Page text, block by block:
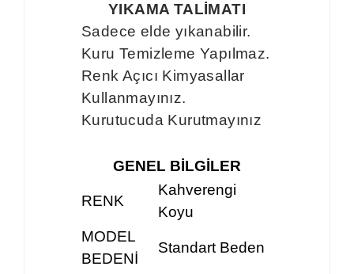
YIKAMA TALİMATI
Sadece elde yıkanabilir.
Kuru Temizleme Yapılmaz.
Renk Açıcı Kimyasallar
Kullanmayınız.
Kurutucuda Kurutmayınız
GENEL BİLGİLER
RENK
Kahverengi
Koyu
MODEL
BEDENİ
Standart Beden